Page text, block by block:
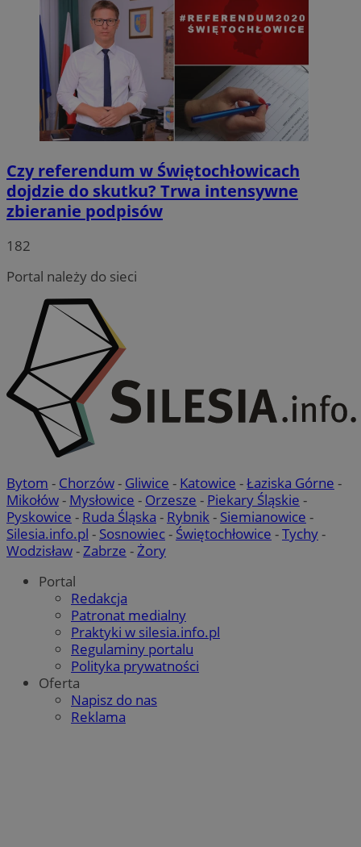
Czy referendum w Świętochłowicach
dojdzie do skutku? Trwa intensywne
zbieranie podpisów
182
Portal należy do sieci
Bytom - Chorzów- Gliwice - Katowice -Łaziska Górne -
Mikołów- Mysłowice - Orzesze - Piekary Śląskie -
Pyskowice - Ruda Śląska - Rybnik- Siemianowice -
Silesia.info.pl - Sosnowiec- Świętochłowice -Tychy-
Wodzisław-Zabrze -Żory
Portal
Redakcja
Patronat medialny
Praktyki w silesia.info.pl
Regulaminy portalu
Polityka prywatności
Oferta
Napisz do nas
Reklama